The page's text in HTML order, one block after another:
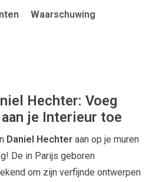
Waarschuwing
Hechter: Voeg
je Interieur toe
Daniel Hechter aan op je muren
De in Parijs geboren
om zijn verfijnde ontwerpen